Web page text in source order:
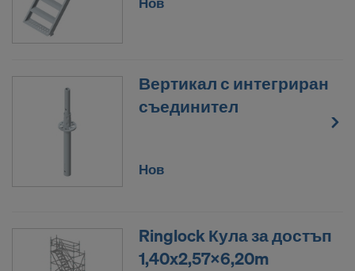
Вертикал с интегриран
съединител
Нов
Ringlock Кула за достъп
1,40x2,57x6,20m